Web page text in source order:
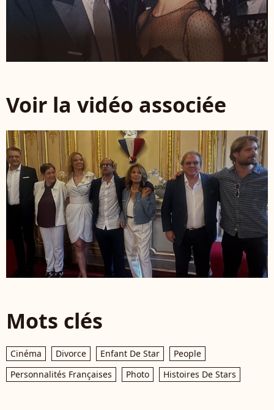
Voir la vidéo associée
Mots clés
Cinéma Divorce Enfant De Star
People
Personnalités Françaises
Photo Histoires De Stars